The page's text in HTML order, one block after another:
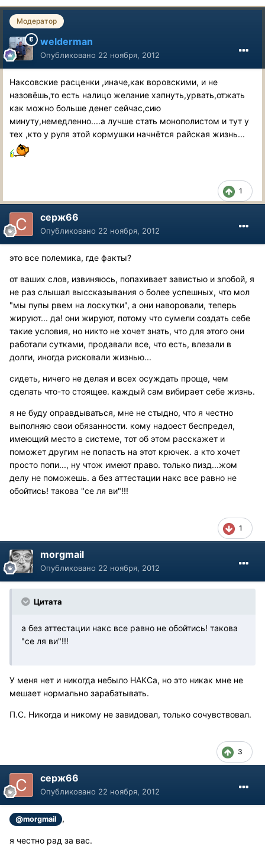
Модератор
welderman
Опубликовано 22 ноября, 2012
Наксовские расценки ,иначе,как воровскими, и не
назовёшь,то есть налицо желание хапнуть,урвать,отжать
как можно больше денег сейчас,сию
минуту,немедленно....а лучше стать монополистом и тут у
тех ,кто у руля этой кормушки начнётся райская жизнь...
1
серж66
Опубликовано 22 ноября, 2012
это все полемика, где факты?
от ваших слов, извиняюсь, попахивает завистью и злобой, я
не раз слышал выссказывания о более успешных, что мол
"мы пупы рвем на лоскутки", а они наворовали, теперь
жируют... да! они жируют, потому что сумели создать себе
такие условия, но никто не хочет знать, что для этого они
работали сутками, продавали все, что есть, влезали в
долги, иногда рисковали жизнью...
сидеть, ничего не делая и всех осуждать проще, чем
сделать что-то стоящее. каждый сам вибирает себе жизнь.
я не буду оправдываться, мне не стыдно, что я честно
выполняю свои обязанности. кому надоест беспредел,
имеющий место в системе, тот об этом расскажет и
поможет другим не попасть на этот крючек. а кто хочет
просто попи..., ну чтож имеют право. только пизд...жом
делу не поможешь. а без аттестации накс все равно не
обойтись! такова "се ля ви"!!!
1
morgmail
Опубликовано 22 ноября, 2012
Цитата
а без аттестации накс все равно не обойтись! такова
"се ля ви"!!!
У меня нет и никогда небыло НАКСа, но это никак мне не
мешает нормально зарабатывать.
П.С. Никогда и никому не завидовал, только сочувствовал.
3
серж66
Опубликовано 22 ноября, 2012
@morgmail ,
я честно рад за вас.